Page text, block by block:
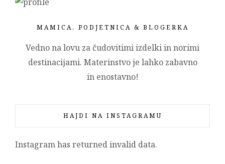
MAMICA, PODJETNICA & BLOGERKA
Vedno na lovu za čudovitimi izdelki in norimi
destinacijami. Materinstvo je lahko zabavno
in enostavno!
HAJDI NA INSTAGRAMU
Instagram has returned invalid data.